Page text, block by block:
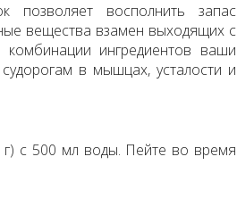
позволяет восполнить запас
вещества взамен выходящих с
ингредиентов ваши
в мышцах, усталости и
с 500 мл воды. Пейте во время